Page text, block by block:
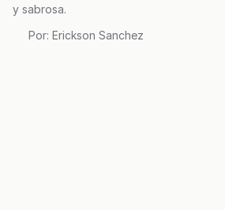
y sabrosa.
Por: Erickson Sanchez